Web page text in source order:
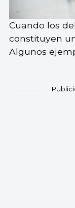
Cuando los
constituyen
Algunos